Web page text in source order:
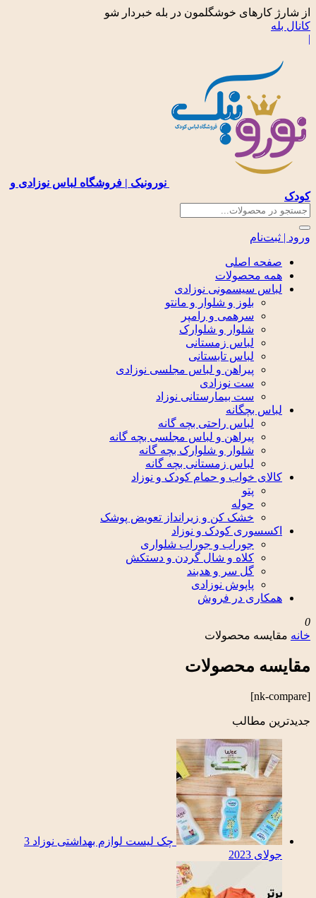
از شارژ کارهای خوشگلمون در بله خبردار شو
کانال بله
|
نورونیک | فروشگاه لباس نوزادی و
کودک
ورود | ثبت‌نام
صفحه اصلی
همه محصولات
لباس سیسمونی نوزادی
بلوز و شلوار و مانتو
سرهمی و رامپر
شلوار و شلوارک
لباس زمستانی
لباس تابستانی
پیراهن و لباس مجلسی نوزادی
ست نوزادی
ست بیمارستانی نوزاد
لباس بچگانه
لباس راحتی بچه گانه
پیراهن و لباس مجلسی بچه گانه
شلوار و شلوارک بچه گانه
لباس زمستانی بچه گانه
کالای خواب و حمام کودک و نوزاد
پتو
حوله
خشک کن و زیرانداز تعویض پوشک
اکسسوری کودک و نوزاد
جوراب و جوراب شلواری
کلاه و شال گردن و دستکش
گل سر و هدبند
پاپوش نوزادی
همکاری در فروش
0
خانه مقایسه محصولات
مقایسه محصولات
[nk-compare]
جدیدترین مطالب
چک لیست لوازم بهداشتی نوزاد 3
جولای 2023